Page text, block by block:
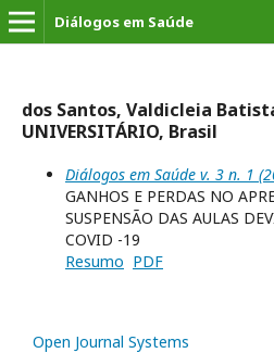
Diálogos em Saúde
dos Santos, Valdicleia
UNIVERSITÁRIO, Brasil
Diálogos em Saúde v. 3 n. 1
GANHOS E PERDAS NO
SUSPENSÃO DAS AULAS
COVID -19
Resumo PDF
Open Journal Systems